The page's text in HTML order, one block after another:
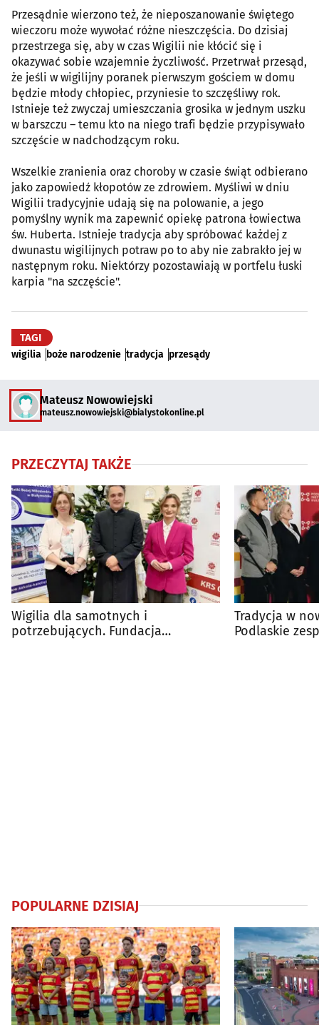
Przesądnie wierzono też, że nieposzanowanie świętego
wieczoru może wywołać różne nieszczęścia. Do dzisiaj
przestrzega się, aby w czas Wigilii nie kłócić się i
okazywać sobie wzajemnie życzliwość. Przetrwał przesąd,
że jeśli w wigilijny poranek pierwszym gościem w domu
będzie młody chłopiec, przyniesie to szczęśliwy rok.
Istnieje też zwyczaj umieszczania grosika w jednym uszku
w barszczu – temu kto na niego trafi będzie przypisywało
szczęście w nadchodzącym roku.
Wszelkie zranienia oraz choroby w czasie świąt odbierano
jako zapowiedź kłopotów ze zdrowiem. Myśliwi w dniu
Wigilii tradycyjnie udają się na polowanie, a jego
pomyślny wynik ma zapewnić opiekę patrona łowiectwa
św. Huberta. Istnieje tradycja aby spróbować każdej z
dwunastu wigilijnych potraw po to aby nie zabrakło jej w
następnym roku. Niektórzy pozostawiają w portfelu łuski
karpia "na szczęście".
TAGI
wigilia boże narodzenie tradycja przesądy
Mateusz Nowowiejski
mateusz.nowowiejski@bialystokonline.pl
PRZECZYTAJ TAKŻE
Wigilia dla samotnych i
potrzebujących. Fundacja
Tradycja w
Podlaskie
POPULARNE DZISIAJ